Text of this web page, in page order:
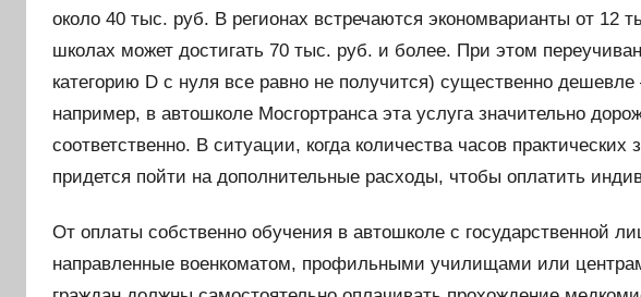
около 40 тыс. руб. В регионах встречаются экономварианты от 12
школах может достигать 70 тыс. руб. и более. При этом
категорию D с нуля все равно не получится) существенно
например, в автошколе Мосгортранса эта услуга значительно
соответственно. В ситуации, когда количества часов
придется пойти на дополнительные расходы, чтобы оплатить
От оплаты собственно обучения в автошколе с государственной
направленные военкоматом, профильными училищами или